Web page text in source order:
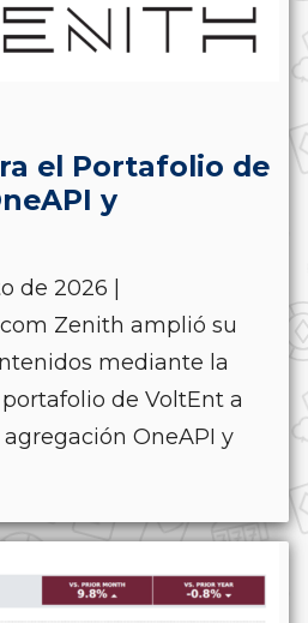
el Portafolio de
y
de 2026 |
Zenith amplió su
mediante la
de VoltEnt a
OneAPI y